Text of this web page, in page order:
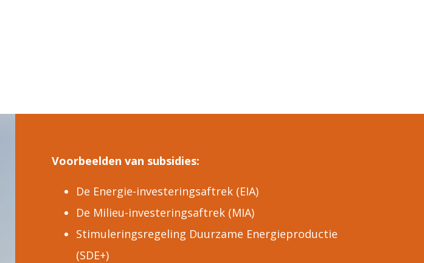
Voorbeelden van subsidies:
De Energie-investeringsaftrek (EIA)
De Milieu-investeringsaftrek (MIA)
Stimuleringsregeling Duurzame Energieproductie
(SDE+)